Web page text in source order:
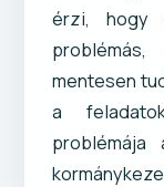
érzi, hogy
mentesen
a